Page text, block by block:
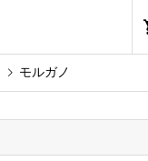
モルガノ